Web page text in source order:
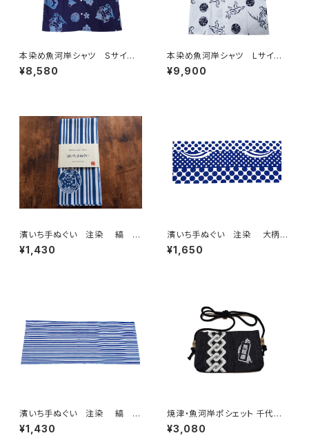
本染め魚河岸シャツ Sサイ
ズ 認定証付き 木綿晒 やい
ちゃん柄 アースカラータイ
ぬぐいシャツ 濱いちシャツ 焼
津 浜通り 港町
¥8,580
本染め魚河岸シャツ Lサイ
ズ 国宝・鳥獣戯画 高山寺公
認 認定証付き 木綿晒 キナ
¥9,900
濱いち手ぬぐい 注染 縞 鰹
縞 伝統染色技法 特岡 綿1
00％ 浴衣生地 本染め 日
¥1,430
濱いち手ぬぐい 注染 大柄水
玉 ドット 特岡 綿100％
浴衣生地 本染め 日本てぬぐ
¥1,650
濱いち手ぬぐい 注染 縞 鰹
縞 伝統染色技法 特岡 綿1
00％ 浴衣生地 本染め 日
¥1,430
焼津・魚河岸ポシェット 千代掛
けポーチ 【千社札吉原繋ぎ 魚
河岸】チャック付き デニム素材
¥3,080